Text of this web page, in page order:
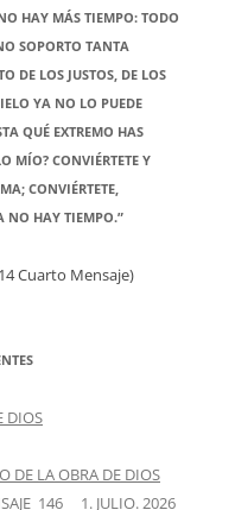
HAY MÁS TIEMPO: TODO
SOPORTO TANTA
DE LOS JUSTOS, DE LOS
YA NO LO PUEDE
QUÉ EXTREMO HAS
MÍO? CONVIÉRTETE Y
CONVIÉRTETE,
NO HAY TIEMPO.”
Cuarto Mensaje)
DIOS
DE LA OBRA DE DIOS
146 1. JULIO. 2026